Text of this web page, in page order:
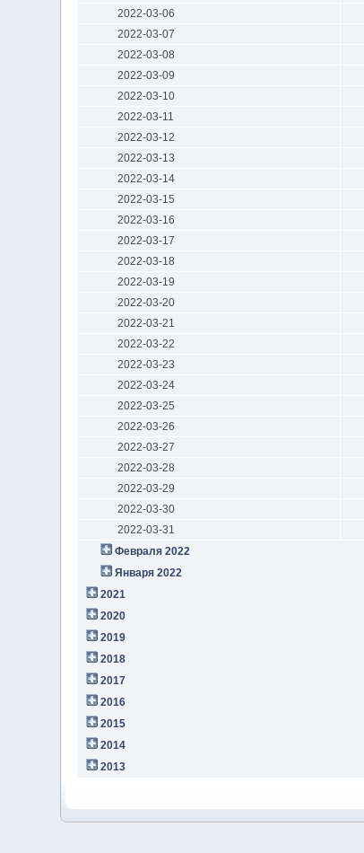
2022-03-06
2022-03-07
2022-03-08
2022-03-09
2022-03-10
2022-03-11
2022-03-12
2022-03-13
2022-03-14
2022-03-15
2022-03-16
2022-03-17
2022-03-18
2022-03-19
2022-03-20
2022-03-21
2022-03-22
2022-03-23
2022-03-24
2022-03-25
2022-03-26
2022-03-27
2022-03-28
2022-03-29
2022-03-30
2022-03-31
Февраля 2022
Января 2022
2021
2020
2019
2018
2017
2016
2015
2014
2013